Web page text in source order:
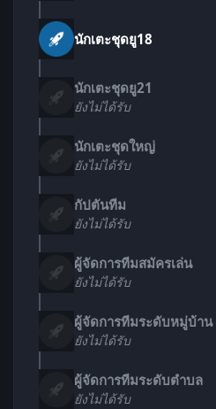
นักเตะชุดยู18
นักเตะชุดยู21
ยังไม่ได้รับ
นักเตะชุดใหญ่
ยังไม่ได้รับ
กัปตันทีม
ยังไม่ได้รับ
ผู้จัดการทีมสมัครเล่น
ยังไม่ได้รับ
ผู้จัดการทีมระดับหมู่บ้าน
ยังไม่ได้รับ
ผู้จัดการทีมระดับตำบล
ยังไม่ได้รับ